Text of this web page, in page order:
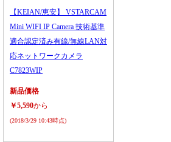
【KEIAN/恵安】 VSTARCAM
Mini WIFI IP Camera 技術基準
適合認定済み有線/無線LAN対
応ネットワークカメラ
C7823WIP
新品価格
￥5,590から
(2018/3/29 10:43時点)